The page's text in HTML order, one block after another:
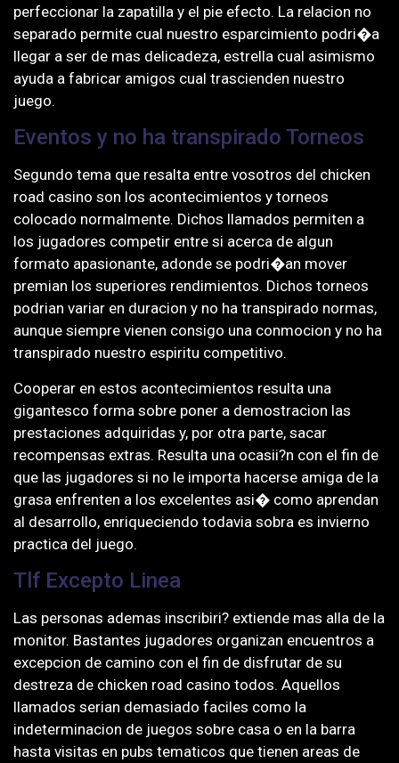
perfeccionar la zapatilla y el pie efecto. La relacion no
separado permite cual nuestro esparcimiento podri�a
llegar a ser de mas delicadeza, estrella cual asimismo
ayuda a fabricar amigos cual trascienden nuestro
juego.
Eventos y no ha transpirado Torneos
Segundo tema que resalta entre vosotros del chicken
road casino son los acontecimientos y torneos
colocado normalmente. Dichos llamados permiten a
los jugadores competir entre si acerca de algun
formato apasionante, adonde se podri�an mover
premian los superiores rendimientos. Dichos torneos
podrian variar en duracion y no ha transpirado normas,
aunque siempre vienen consigo una conmocion y no ha
transpirado nuestro espiritu competitivo.
Cooperar en estos acontecimientos resulta una
gigantesco forma sobre poner a demostracion las
prestaciones adquiridas y, por otra parte, sacar
recompensas extras. Resulta una ocasii?n con el fin de
que las jugadores si no le importa hacerse amiga de la
grasa enfrenten a los excelentes asi� como aprendan
al desarrollo, enriqueciendo todavia sobra es invierno
practica del juego.
Tlf Excepto Linea
Las personas ademas inscribiri? extiende mas alla de la
monitor. Bastantes jugadores organizan encuentros a
excepcion de camino con el fin de disfrutar de su
destreza de chicken road casino todos. Aquellos
llamados serian demasiado faciles como la
indeterminacion de juegos sobre casa o en la barra
hasta visitas en pubs tematicos que tienen areas de